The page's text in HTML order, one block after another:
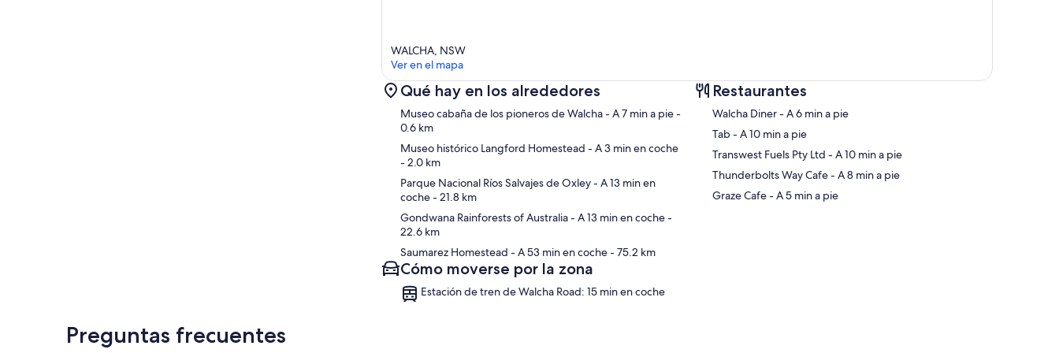
Mapa
WALCHA, NSW
Ver en el mapa
Qué hay en los alrededores
Museo cabaña de los pioneros de Walcha- A 7 min a pie-
0.6 km
Museo histórico Langford Homestead - A 3 min en coche
- 2.0 km
Parque Nacional Ríos Salvajes de Oxley- A 13 min en
coche- 21.8 km
Gondwana Rainforests of Australia- A 13 min en coche-
22.6 km
Saumarez Homestead - A 53 min en coche- 75.2 km
Cómo moverse por la zona
Estación de tren de Walcha Road: 15 min en coche
Restaurantes
‪Walcha Diner - ‬A 6 min a pie
‪Tab - ‬A 10 min a pie
‪Transwest Fuels Pty Ltd - ‬A 10 min a pie
‪Thunderbolts Way Cafe - ‬A 8 min a pie
‪Graze Cafe - ‬A 5 min a pie
Preguntas frecuentes